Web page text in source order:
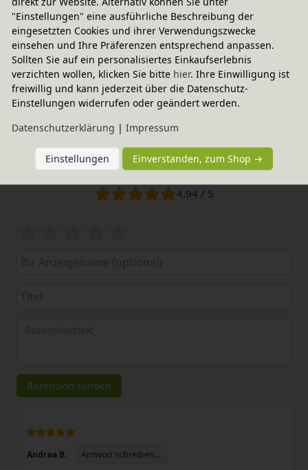
Elternerfahrungen
4.94 / 5
Rezensionstext
Rezension senden
Andrea B. Antwort schreiben...
"Einstellungen" eine ausführliche Beschreibung der
eingesetzten Cookies und ihrer Verwendungszwecke
einsehen und Ihre Präferenzen entsprechend anpassen.
Sollten Sie auf ein personalisiertes Einkaufserlebnis
verzichten wollen, klicken Sie bitte hier. Ihre Einwilligung ist
freiwillig und kann jederzeit über die Datenschutz-
Einstellungen widerrufen oder geändert werden.
Daten­schutz­erklärung | Impressum
Einstellungen Einverstanden, zum Shop →